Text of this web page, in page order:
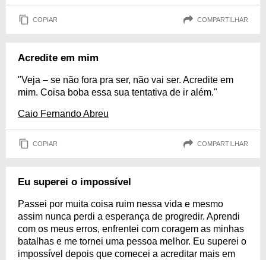
COPIAR COMPARTILHAR
Acredite em mim
"Veja – se não fora pra ser, não vai ser. Acredite em
mim. Coisa boba essa sua tentativa de ir além."
Caio Fernando Abreu
COPIAR COMPARTILHAR
Eu superei o impossível
Passei por muita coisa ruim nessa vida e mesmo
assim nunca perdi a esperança de progredir. Aprendi
com os meus erros, enfrentei com coragem as minhas
batalhas e me tornei uma pessoa melhor. Eu superei o
impossível depois que comecei a acreditar mais em